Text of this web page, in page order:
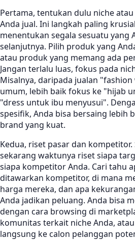
Pertama, tentukan dulu niche
Anda jual. Ini langkah paling
menentukan segala sesuatu yang
selanjutnya. Pilih produk yang
atau produk yang memang ada
Jangan terlalu luas, fokus pada
Misalnya, daripada jualan
umum, lebih baik fokus ke "hijab
"dress untuk ibu menyusui".
spesifik, Anda bisa bersaing lebih
brand yang kuat.
Kedua, riset pasar dan
sekarang waktunya riset siapa
siapa kompetitor Anda. Cari tahu
ditawarkan kompetitor, di mana
harga mereka, dan apa
Anda jadikan peluang. Anda bisa
dengan cara browsing di
komunitas terkait niche Anda,
langsung ke calon pelanggan